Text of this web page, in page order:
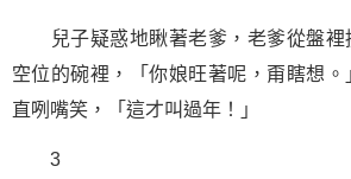
兒子疑惑地瞅著老爹，老爹從盤裡
空位的碗裡，「你娘旺著呢，甭瞎想
直咧嘴笑，「這才叫過年！」
3